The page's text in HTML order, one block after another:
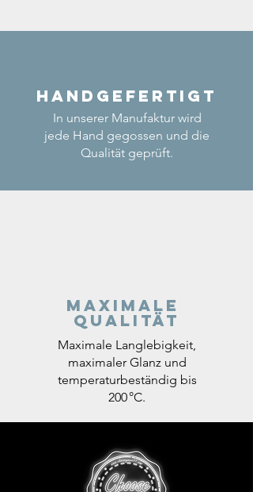
Handgefertigt
In unserer Manufaktur wird
jede Hand gegossen und die
Qualität geprüft.
Maximale
Qualität
Maximale Langlebigkeit,
maximaler Glanz und
temperaturbeständig bis
200 °C.